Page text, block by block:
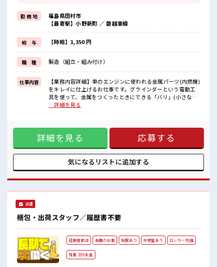
制服があるので、
毎日の服装の悩み解消♪
≪未経験の方も大カンゲイ≫
新しいことにチャレンジするのは不安だけど、
しっかり働く環境が整っています！
イチからスキルUP・ステップUP目指していきましょう！
≪様々なお仕事をご提案≫
一人で悩まず気軽に相談できる、
派遣のお仕事です！
■職場の雰囲気
休憩室で楽しくおしゃべり！
ストレス解消☆
残業が多めだからしっかり稼ぎたい方にもオススメ！
勤 務 地
福島県田村市
【最寄駅】小野新町 ／ 磐越東線
給 与 【時給】1,350 円
職 種 製造（組立・組み付け）
仕事内容
【業務内容詳細】車のエンジンに使われる金属パーツ(内燃機)
をキレイに仕上げるお仕事です。グラインダーという電動工
具を使って、金属をつくったときにできる「バリ」(小さな出
っぱりやギザギザ)を削り取ります。金属のパーツが、しっか
PR ≪残業で収入アップ≫ 高収入を希望される方にオススメ。
残業は月20時間以上あります♪ ≪機能的な制服アリ≫ 制服が
あるので、 毎日の服装の悩み解消♪ ≪未経験の方も大カンゲ
イ≫ 新しいことにチャレンジするのは不安だけど、 しっかり
働く環境が整っています！ イチからスキルUP・ステップUP
目指していきましょう！ ≪様々なお仕事をご提案≫ 一人で悩
休憩室で楽しくおしゃべり！ ストレス解消☆ 持ち物が多いあ
なたにもぴったり☆ ロッカー付き職場♪ 残業が多めだからし
…詳細を見る
詳細を見る 応募する
気になるリストに追加する
派遣
梱包・出荷スタッフ／履歴書不要
経験者歓迎 長期の仕事 制服あり 休憩室あり ロッカー完備
残業 20H未満